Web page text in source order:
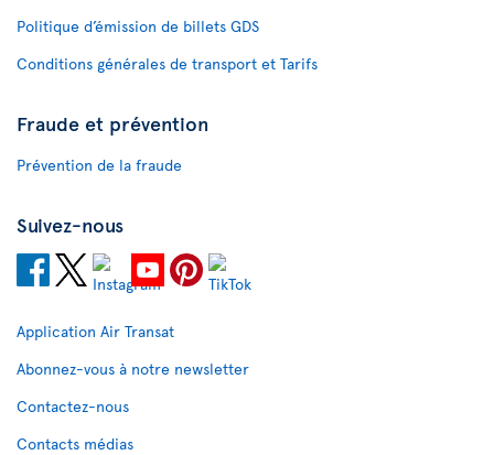
Politique d’émission de billets GDS
Conditions générales de transport et Tarifs
Fraude et prévention
Prévention de la fraude
Suivez-nous
Application Air Transat
Abonnez-vous à notre newsletter
Contactez-nous
Contacts médias